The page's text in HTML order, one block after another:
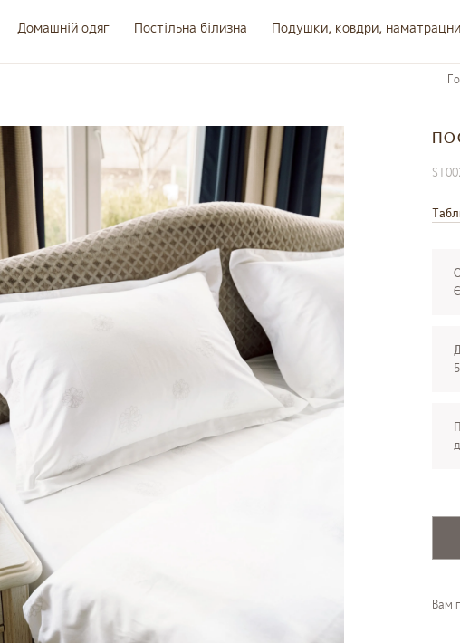
Домашній одяг Постільна білизна Подушки, ковдри,
Вам